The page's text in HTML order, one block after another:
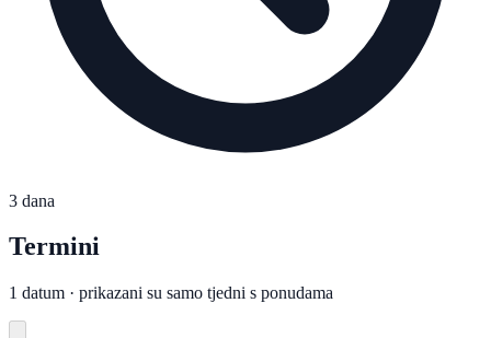
3 dana
Termini
1 datum · prikazani su samo tjedni s ponudama